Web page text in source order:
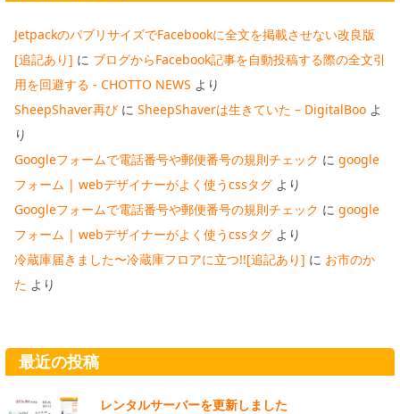
JetpackのパブリサイズでFacebookに全文を掲載させない改良版
[追記あり] に ブログからFacebook記事を自動投稿する際の全文引
用を回避する - CHOTTO NEWS より
SheepShaver再び に SheepShaverは生きていた – DigitalBoo よ
り
Googleフォームで電話番号や郵便番号の規則チェック に google
フォーム | webデザイナーがよく使うcssタグ より
Googleフォームで電話番号や郵便番号の規則チェック に google
フォーム | webデザイナーがよく使うcssタグ より
冷蔵庫届きました〜冷蔵庫フロアに立つ!![追記あり] に お市のか
た より
最近の投稿
レンタルサーバーを更新しました